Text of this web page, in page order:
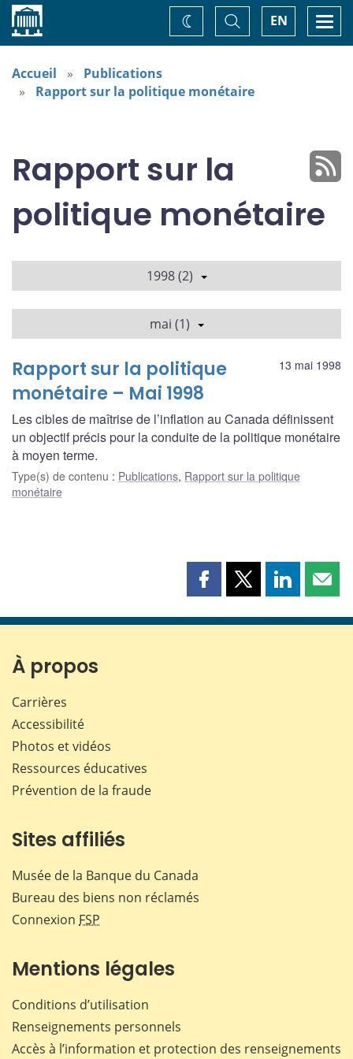
Accueil EN
Basculer
la
recherche
Changez
de
Accueil
Publications
Rapport sur la politique monétaire
Rapport sur la
politique monétaire
1998 (2)
mai (1)
13 mai 1998
Rapport sur la politique
monétaire – Mai 1998
Les cibles de maîtrise de l’inflation au Canada définissent
un objectif précis pour la conduite de la politique monétaire
à moyen terme.
Type(s) de contenu : Publications, Rapport sur la politique
monétaire
Partager
page
Partager
page
Partager
page page
À propos
Carrières
Accessibilité
Photos et vidéos
Ressources éducatives
Prévention de la fraude
Sites affiliés
Musée de la Banque du Canada
Bureau des biens non réclamés
Connexion FSP
Mentions légales
Conditions d’utilisation
Renseignements personnels
Accès à l’information et protection des renseignements